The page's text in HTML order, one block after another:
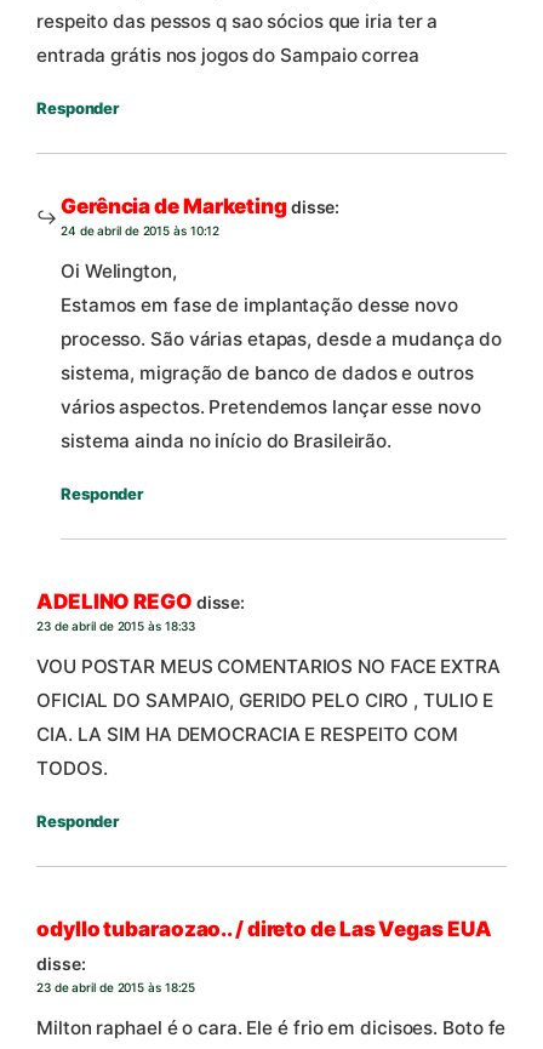
respeito das pessos q sao sócios que iria ter a
entrada grátis nos jogos do Sampaio correa
Responder
Gerência de Marketingdisse:
24 de abril de 2015 às 10:12
Oi Welington,
Estamos em fase de implantação desse novo
processo. São várias etapas, desde a mudança do
sistema, migração de banco de dados e outros
vários aspectos. Pretendemos lançar esse novo
sistema ainda no início do Brasileirão.
Responder
ADELINO REGO disse:
23 de abril de 2015 às 18:33
VOU POSTAR MEUS COMENTARIOS NO FACE EXTRA
OFICIAL DO SAMPAIO, GERIDO PELO CIRO , TULIO E
CIA. LA SIM HA DEMOCRACIA E RESPEITO COM
TODOS.
Responder
odyllo tubaraozao.. / direto de Las Vegas EUA
disse:
23 de abril de 2015 às 18:25
Milton raphael é o cara. Ele é frio em dicisoes. Boto fe